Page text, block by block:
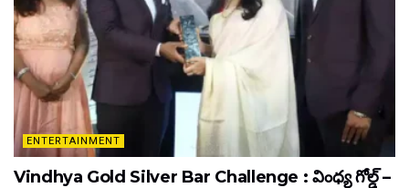
ENTERTAINMENT
Vindhya Gold Silver Bar Challenge : వింధ్య గోల్డ్ –